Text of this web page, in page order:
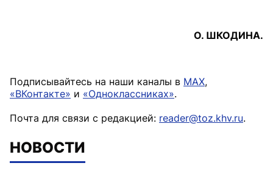
О. ШКОДИНА.
Подписывайтесь на наши каналы в MAX,
«ВКонтакте» и «Одноклассниках».
Почта для связи с редакцией: reader@toz.khv.ru.
НОВОСТИ